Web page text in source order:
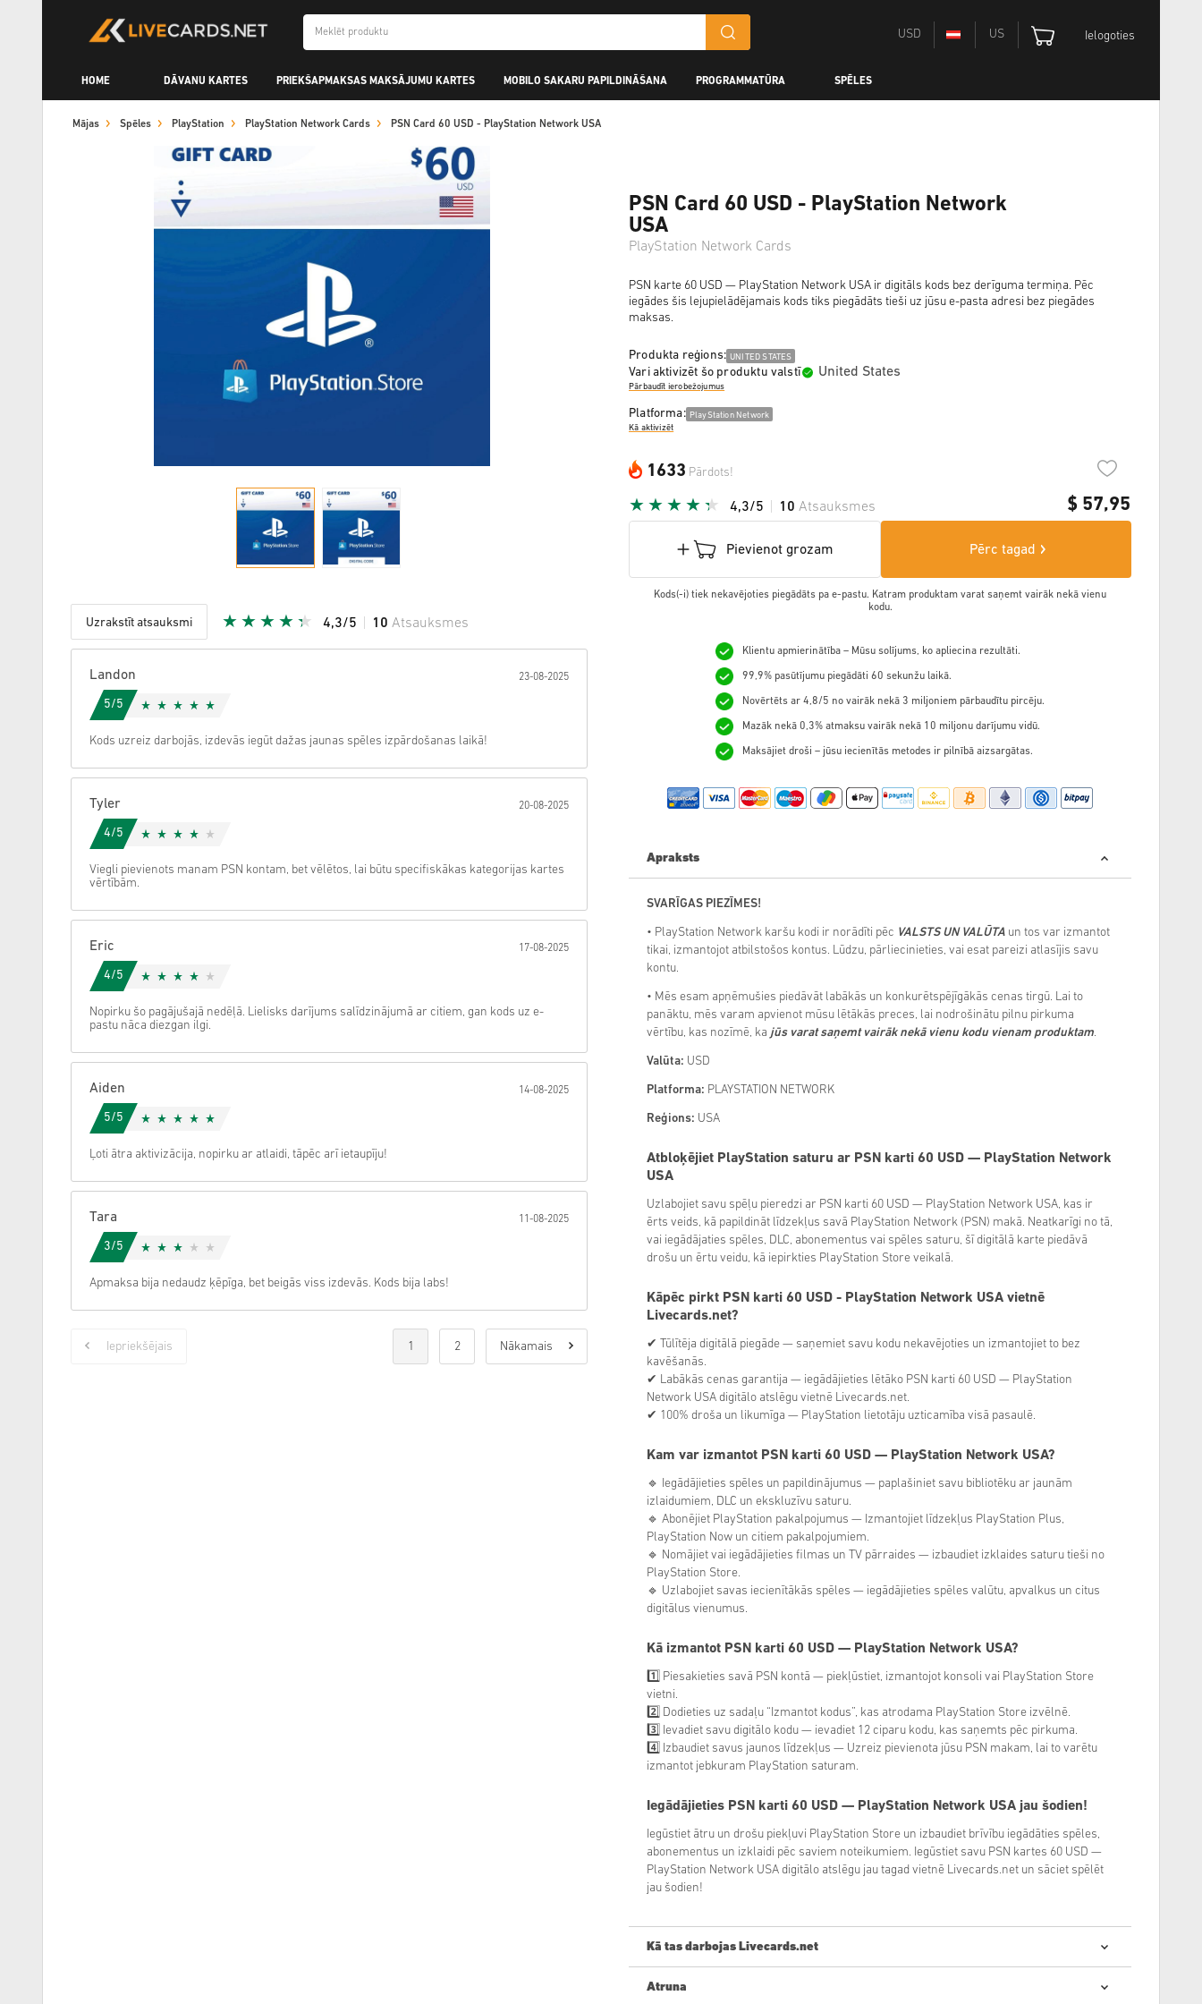
USD US Ielogoties
HOME DĀVANU KARTES PRIEKŠAPMAKSAS MAKSĀJUMU KARTES MOBILO SAKARU PAPILDINĀŠANA PROGRAMMATŪRA SPĒLES
Mājas Spēles PlayStation PlayStation Network Cards PSN Card 60 USD - PlayStation Network USA
Uzrakstīt atsauksmi 4,3/5 10 Atsauksmes
Atcelt
Landon 23-08-2025
5/5
Kods uzreiz darbojās, izdevās iegūt dažas jaunas spēles izpārdošanas laikā!
Tyler 20-08-2025
4/5
Viegli pievienots manam PSN kontam, bet vēlētos, lai būtu specifiskākas kategorijas kartes
vērtībām.
Eric 17-08-2025
4/5
Nopirku šo pagājušajā nedēļā. Lielisks darījums salīdzinājumā ar citiem, gan kods uz e-
pastu nāca diezgan ilgi.
Aiden 14-08-2025
5/5
Ļoti ātra aktivizācija, nopirku ar atlaidi, tāpēc arī ietaupīju!
Tara 11-08-2025
3/5
Apmaksa bija nedaudz ķēpīga, bet beigās viss izdevās. Kods bija labs!
Iepriekšējais 1 2 Nākamais
PSN Card 60 USD - PlayStation Network
USA
PlayStation Network Cards
PSN karte 60 USD — PlayStation Network USA ir digitāls kods bez derīguma termiņa. Pēc
iegādes šis lejupielādējamais kods tiks piegādāts tieši uz jūsu e-pasta adresi bez piegādes
maksas.
Produkta reģions: UNITED STATES
Vari aktivizēt šo produktu valstī United States
Pārbaudīt ierobežojumus
Platforma: PlayStation Network
Kā aktivizēt
1633 Pārdots!
$ 57,95
4,3/5 10 Atsauksmes
Pievienot grozam Pērc tagad
Kods(-i) tiek nekavējoties piegādāts pa e-pastu. Katram produktam varat saņemt vairāk nekā vienu
kodu.
Klientu apmierinātība – Mūsu solījums, ko apliecina rezultāti.
99,9% pasūtījumu piegādāti 60 sekunžu laikā.
Novērtēts ar 4,8/5 no vairāk nekā 3 miljoniem pārbaudītu pircēju.
Mazāk nekā 0,3% atmaksu vairāk nekā 10 miljonu darījumu vidū.
Maksājiet droši – jūsu iecienītās metodes ir pilnībā aizsargātas.
Apraksts
SVARĪGAS PIEZĪMES!
• PlayStation Network karšu kodi ir norādīti pēc VALSTS UN VALŪTA un tos var izmantot
tikai, izmantojot atbilstošos kontus. Lūdzu, pārliecinieties, vai esat pareizi atlasījis savu
kontu.
• Mēs esam apņēmušies piedāvāt labākās un konkurētspējīgākās cenas tirgū. Lai to
panāktu, mēs varam apvienot mūsu lētākās preces, lai nodrošinātu pilnu pirkuma
vērtību, kas nozīmē, ka jūs varat saņemt vairāk nekā vienu kodu vienam produktam.
Valūta: USD
Platforma: PLAYSTATION NETWORK
Reģions: USA
Atbloķējiet PlayStation saturu ar PSN karti 60 USD — PlayStation Network
USA
Uzlabojiet savu spēļu pieredzi ar PSN karti 60 USD — PlayStation Network USA, kas ir
ērts veids, kā papildināt līdzekļus savā PlayStation Network (PSN) makā. Neatkarīgi no tā,
vai iegādājaties spēles, DLC, abonementus vai spēles saturu, šī digitālā karte piedāvā
drošu un ērtu veidu, kā iepirkties PlayStation Store veikalā.
Kāpēc pirkt PSN karti 60 USD - PlayStation Network USA vietnē
Livecards.net?
✔ Tūlītēja digitālā piegāde — saņemiet savu kodu nekavējoties un izmantojiet to bez
kavēšanās.
✔ Labākās cenas garantija — iegādājieties lētāko PSN karti 60 USD — PlayStation
Network USA digitālo atslēgu vietnē Livecards.net.
✔ 100% droša un likumīga — PlayStation lietotāju uzticamība visā pasaulē.
Kam var izmantot PSN karti 60 USD — PlayStation Network USA?
🔹 Iegādājieties spēles un papildinājumus — paplašiniet savu bibliotēku ar jaunām
izlaidumiem, DLC un ekskluzīvu saturu.
🔹 Abonējiet PlayStation pakalpojumus — Izmantojiet līdzekļus PlayStation Plus,
PlayStation Now un citiem pakalpojumiem.
🔹 Nomājiet vai iegādājieties filmas un TV pārraides — izbaudiet izklaides saturu tieši no
PlayStation Store.
🔹 Uzlabojiet savas iecienītākās spēles — iegādājieties spēles valūtu, apvalkus un citus
digitālus vienumus.
Kā izmantot PSN karti 60 USD — PlayStation Network USA?
1️⃣ Piesakieties savā PSN kontā — piekļūstiet, izmantojot konsoli vai PlayStation Store
vietni.
2️⃣ Dodieties uz sadaļu “Izmantot kodus”, kas atrodama PlayStation Store izvēlnē.
3️⃣ Ievadiet savu digitālo kodu — ievadiet 12 ciparu kodu, kas saņemts pēc pirkuma.
4️⃣ Izbaudiet savus jaunos līdzekļus — Uzreiz pievienota jūsu PSN makam, lai to varētu
izmantot jebkuram PlayStation saturam.
Iegādājieties PSN karti 60 USD — PlayStation Network USA jau šodien!
Iegūstiet ātru un drošu piekļuvi PlayStation Store un izbaudiet brīvību iegādāties spēles,
abonementus un izklaidi pēc saviem noteikumiem. Iegūstiet savu PSN kartes 60 USD —
PlayStation Network USA digitālo atslēgu jau tagad vietnē Livecards.net un sāciet spēlēt
jau šodien!
Kā tas darbojas Livecards.net
Jauns Livecards.net? Digitālo kodu iegāde ir ātra un vienkārša:
Atruna